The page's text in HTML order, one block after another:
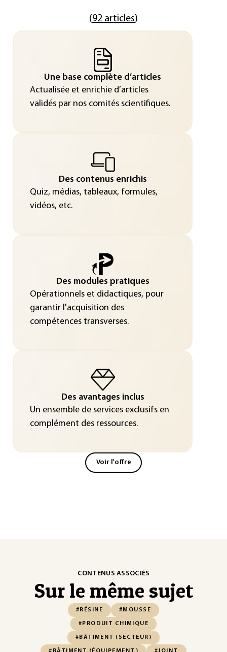
(92 articles)
Une base complète d’articles
Actualisée et enrichie d’articles
validés par nos comités scientifiques.
Des contenus enrichis
Quiz, médias, tableaux, formules,
vidéos, etc.
Des modules pratiques
Opérationnels et didactiques, pour
garantir l'acquisition des
compétences transverses.
Des avantages inclus
Un ensemble de services exclusifs en
complément des ressources.
Voir l'offre
CONTENUS ASSOCIÉS
Sur le même sujet
#RÉSINE #MOUSSE
#PRODUIT CHIMIQUE
#BÂTIMENT (SECTEUR)